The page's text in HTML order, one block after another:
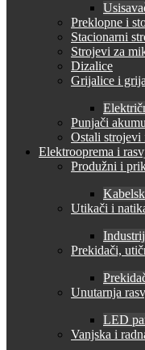
Preklopne i
Stacionarni
Strojevi za
Dizalice
Grijalice i
Punjači
Ostali strojevi
Elektrooprema i
Produžni i
Utikači i
Prekidači,
Unutarnja
LED
Vanjska i